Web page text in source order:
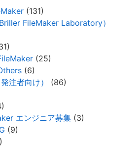
(131)
FileMaker Laboratory）
(25)
(6)
注者向け）
(86)
エンジニア募集 (3)
(9)